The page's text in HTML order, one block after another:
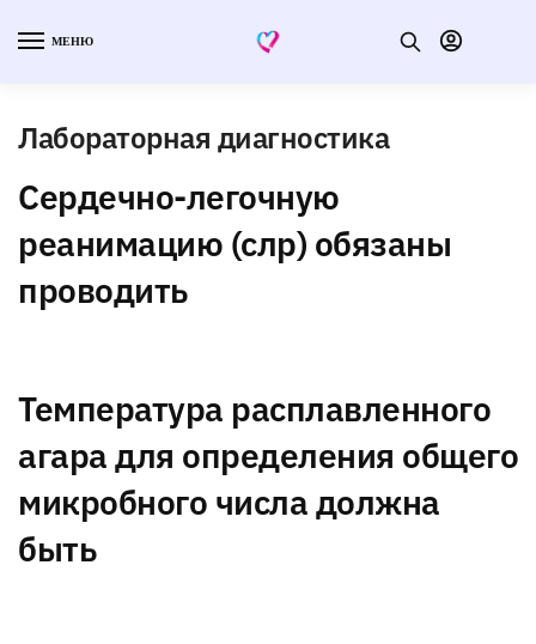
МЕНЮ
Лабораторная диагностика
Сердечно-легочную
реанимацию (слр) обязаны
проводить
Температура расплавленного
агара для определения общего
микробного числа должна
быть